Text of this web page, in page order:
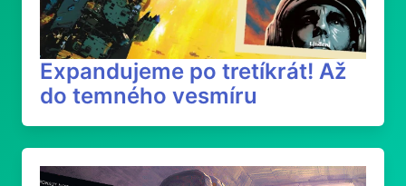
Expandujeme po tretíkrát! Až
do temného vesmíru